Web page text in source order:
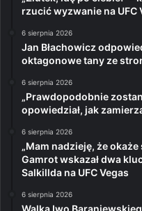
rzucić wyzwanie na
6 sierpnia 2026
Jan Błachowicz
oktagonowe tany ze
6 sierpnia 2026
„Prawdopodobnie
opowiedział, jak
6 sierpnia 2026
„Mam nadzieję, że
Gamrot wskazał dwa
Salkillda na UFC Vegas
6 sierpnia 2026